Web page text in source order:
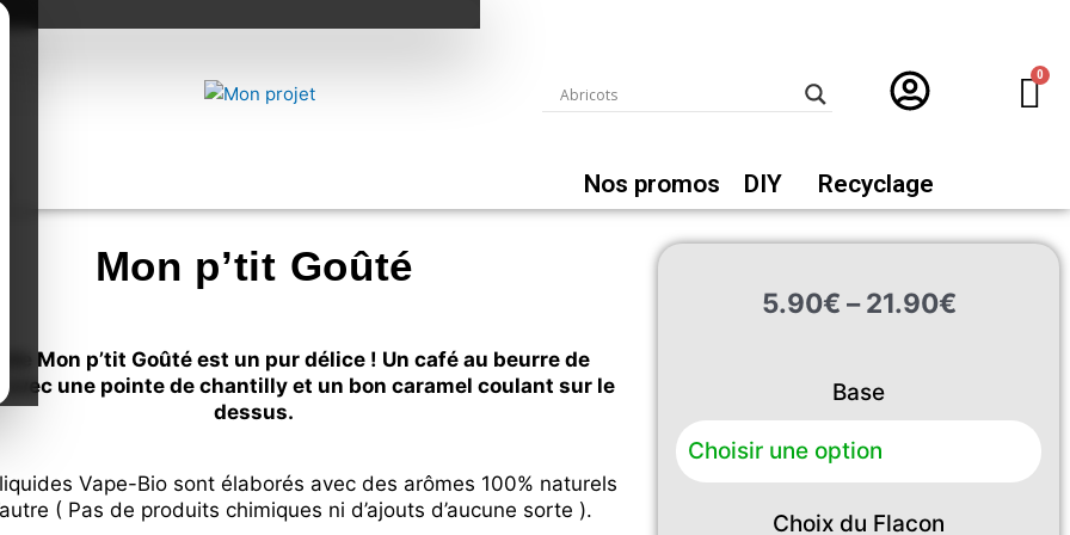
Nos promos DIY Recyclage
Mon p’tit Goûté
Mon p’tit Goûté est un pur délice ! Un café au beurre de
avec une pointe de chantilly et un bon caramel coulant sur le
dessus.
Vape-Bio sont élaborés avec des arômes 100% naturels
( Pas de produits chimiques ni d’ajouts d’aucune sorte ).
5.90€ –21.90€
Plage
5.90€
à
21.90€
Base
Choix du Flacon